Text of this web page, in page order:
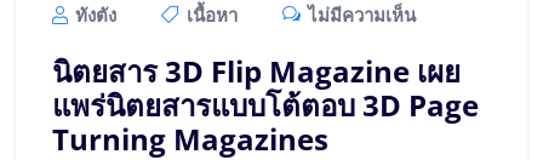
ทังตัง เนื้อหา ไม่มีความเห็น
นิตยสาร 3D Flip Magazine เผย
แพร่นิตยสารแบบโต้ตอบ 3D Page
Turning Magazines